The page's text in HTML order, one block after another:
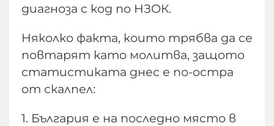
диагноза с код по НЗОК.
Няколко факта, които трябва да се
повтарят като молитва, защото
статистиката днес е по-остра
от скалпел:
1. България е на последно място в